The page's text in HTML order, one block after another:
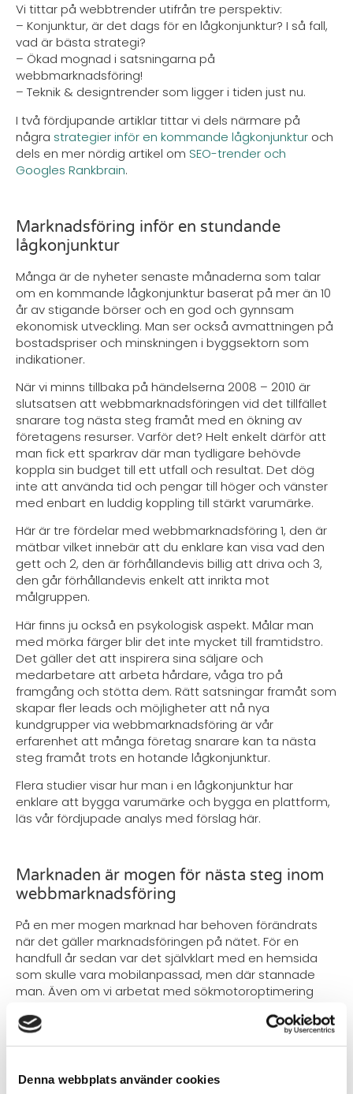
Denna webbplats använder cookies
Vi tittar på webbtrender utifrån tre perspektiv:
– Konjunktur, är det dags för en lågkonjunktur? I så fall,
vad är bästa strategi?
– Ökad mognad i satsningarna på
webbmarknadsföring!
– Teknik & designtrender som ligger i tiden just nu.
I två fördjupande artiklar tittar vi dels närmare på
några strategier inför en kommande lågkonjunktur och
dels en mer nördig artikel om SEO-trender och
Googles Rankbrain.
Marknadsföring inför en stundande
lågkonjunktur
Många är de nyheter senaste månaderna som talar
om en kommande lågkonjunktur baserat på mer än 10
år av stigande börser och en god och gynnsam
ekonomisk utveckling. Man ser också avmattningen på
bostadspriser och minskningen i byggsektorn som
indikationer.
När vi minns tillbaka på händelserna 2008 – 2010 är
slutsatsen att webbmarknadsföringen vid det tillfället
snarare tog nästa steg framåt med en ökning av
företagens resurser. Varför det? Helt enkelt därför att
man fick ett sparkrav där man tydligare behövde
koppla sin budget till ett utfall och resultat. Det dög
inte att använda tid och pengar till höger och vänster
med enbart en luddig koppling till stärkt varumärke.
Här är tre fördelar med webbmarknadsföring 1, den är
mätbar vilket innebär att du enklare kan visa vad den
gett och 2, den är förhållandevis billig att driva och 3,
den går förhållandevis enkelt att inrikta mot
målgruppen.
Här finns ju också en psykologisk aspekt. Målar man
med mörka färger blir det inte mycket till framtidstro.
Det gäller det att inspirera sina säljare och
medarbetare att arbeta hårdare, våga tro på
framgång och stötta dem. Rätt satsningar framåt som
skapar fler leads och möjligheter att nå nya
kundgrupper via webbmarknadsföring är vår
erfarenhet att många företag snarare kan ta nästa
steg framåt trots en hotande lågkonjunktur.
Flera studier visar hur man i en lågkonjunktur har
enklare att bygga varumärke och bygga en plattform,
läs vår fördjupade analys med förslag här.
Marknaden är mogen för nästa steg inom
webbmarknadsföring
På en mer mogen marknad har behoven förändrats
när det gäller marknadsföringen på nätet. För en
handfull år sedan var det självklart med en hemsida
som skulle vara mobilanpassad, men där stannade
man. Även om vi arbetat med sökmotoroptimering
stora genomslaget dröjt. Men nu på senare år är det
Det innebär att vi nu möter nya frågor från vår